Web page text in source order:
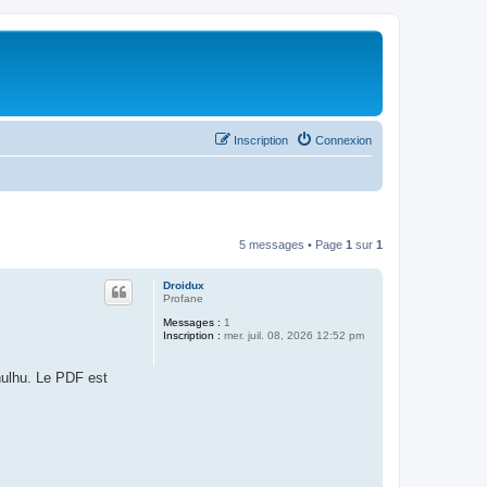
Connexion
Inscription
5 messages • Page 1 sur 1
Droidux
Profane
Messages : 1
Inscription : mer. juil. 08, 2026 12:52 pm
Le PDF est